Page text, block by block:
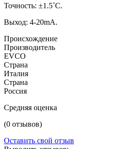
Точность: ±1.5˚С.
Выход: 4-20mA.
Происхождение
Производитель
EVCO
Страна
Италия
Страна
Россия
Средняя оценка
(0 отзывов)
Оставить свой отзыв